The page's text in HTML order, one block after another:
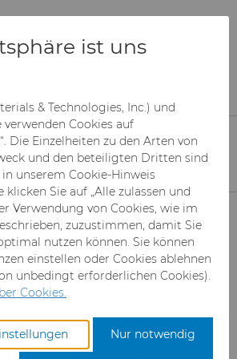
based on this region.
Schleifmittel
CBN
CBN-Pulver
Press Tooling-
Raumfahrt
Werkzeuge
Sie sich für den
Hyperion
und
Bechergröße
spielt bei der
Dosen eine
Rolle, und das
perfekten
ist uns
& Technologies, Inc.) und
Cookies auf
Die Einzelheiten zu den Arten von
und den beteiligten Dritten sind
unserem Cookie-Hinweis
Sie auf „Alle zulassen und
Verwendung von Cookies, wie im
zuzustimmen, damit Sie
nutzen können. Sie können
einstellen oder Cookies ablehnen
unbedingt erforderlichen Cookies).
Cookies.
Nur notwendig